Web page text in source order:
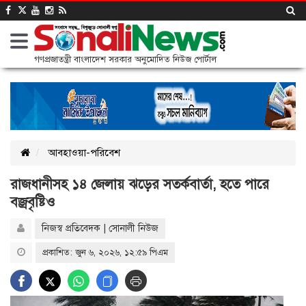
গণপ্রজাতন্ত্রী বাংলাদেশ সরকার অনুমোদিত নিউজ পোর্টাল
আবহাওয়া-পরিবেশ
রাজধানীসহ ১৪ জেলায় ঝড়ের সতর্কবার্তা, হতে পারে
বজ্রবৃষ্টিও
নিজস্ব প্রতিবেদক | সোনালী নিউজ
প্রকাশিত: জুন ৬, ২০২৬, ১২:৫৯ পিএম